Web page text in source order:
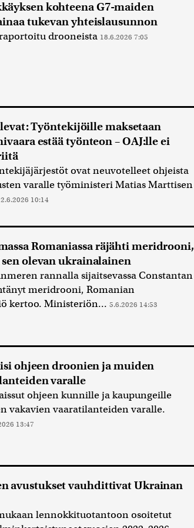
kohteena G7-maiden
tukevan yhteislausunnon
drooneista 18.6.2026 7:05
Työntekijöille maksetaan
estää työnteon – OAJ:lle ei
ovat neuvotelleet ohjeista
varalle työministeri Matias Marttisen
10:14
Romaniassa räjähti meridrooni,
olevan ukrainalainen
rannalla sijaitsevassa Constantan
meridrooni, Romanian
kertoo. Ministeriön... 5.6.2026 14:53
ohjeen droonien ja muiden
varalle
ohjeen kunnille ja kaupungeille
vakavien vaaratilanteiden varalle.
13:47
avustukset vauhdittivat Ukrainan
lennokkituotantoon osoitetut